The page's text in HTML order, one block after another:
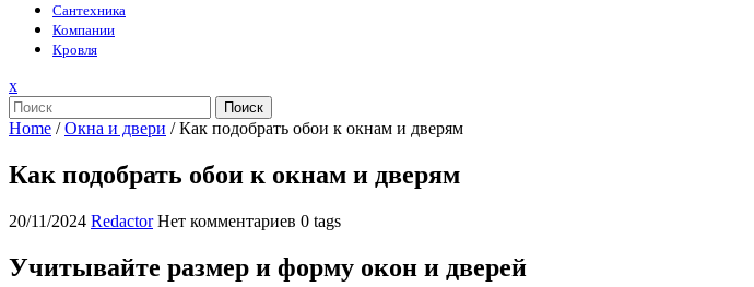
Сантехника
Компании
Кровля
xЗакрыть
меню
Поиск
Home /Окна и двери /Как подобрать обои к окнам и дверям
Как подобрать обои к окнам и дверям
20/11/2024 Redactor Нет комментариев 0 tags
Учитывайте размер и форму окон и дверей